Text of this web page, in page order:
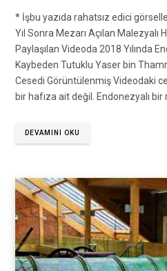
* İşbu yazıda rahatsız edici
Yıl Sonra Mezarı Açılan Malezyalı
Paylaşılan Videoda 2018 Yılında
Kaybeden Tutuklu Yaser bin
Cesedi Görüntülenmiş Videodaki
bir hafıza ait değil. Endonezyalı bir
DEVAMINI OKU